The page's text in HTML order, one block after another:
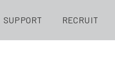
SUPPORT RECRUIT